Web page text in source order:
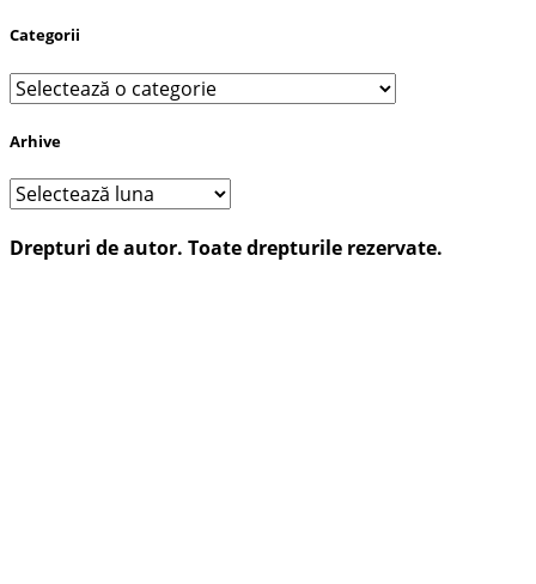
Categorii
Categorii
Arhive
Arhive
Drepturi de autor. Toate drepturile rezervate.